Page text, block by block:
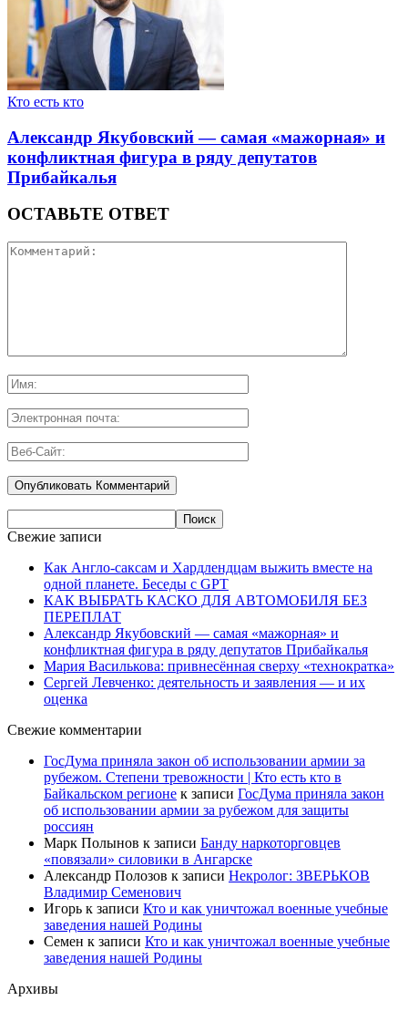
Кто есть кто
Александр Якубовский — самая «мажорная» и
конфликтная фигура в ряду депутатов
Прибайкалья
ОСТАВЬТЕ ОТВЕТ
Свежие записи
Как Англо-саксам и Хардлендцам выжить вместе на
одной планете. Беседы с GPT
КАК ВЫБРАТЬ КАСКО ДЛЯ АВТОМОБИЛЯ БЕЗ
ПЕРЕПЛАТ
Александр Якубовский — самая «мажорная» и
конфликтная фигура в ряду депутатов Прибайкалья
Мария Василькова: привнесённая сверху «технократка»
Сергей Левченко: деятельность и заявления — и их
оценка
Свежие комментарии
ГосДума приняла закон об использовании армии за
рубежом. Степени тревожности | Кто есть кто в
Байкальском регионе к записи ГосДума приняла закон
об использовании армии за рубежом для защиты
россиян
Марк Полынов к записи Банду наркоторговцев
«повязали» силовики в Ангарске
Александр Полозов к записи Некролог: ЗВЕРЬКОВ
Владимир Семенович
Игорь к записи Кто и как уничтожал военные учебные
заведения нашей Родины
Семен к записи Кто и как уничтожал военные учебные
заведения нашей Родины
Архивы